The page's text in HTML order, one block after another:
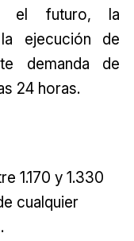
el futuro, la
ejecución de
demanda de
24 horas.
1.170 y 1.330
cualquier